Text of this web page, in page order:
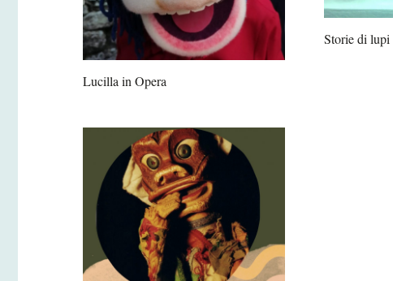
Lucilla in Opera
Storie di lupi